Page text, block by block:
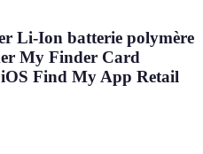
Li-Ion batterie polymère
My Finder Card
Find My App Retail